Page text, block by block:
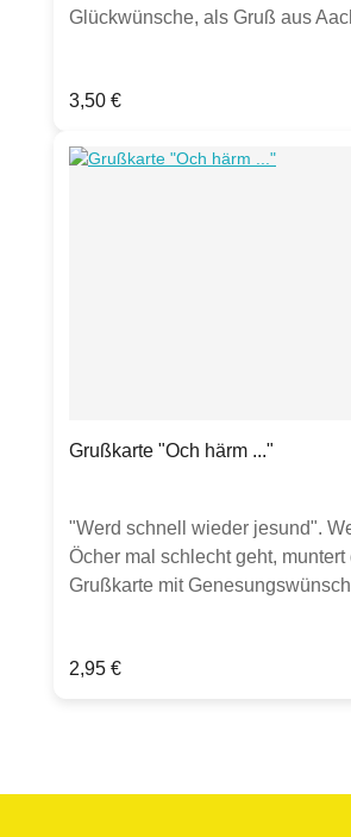
Glückwünsche, als Gruß aus
DIN lang300g Bilderdruckpapier
Deutschland
Regulärer Preis:
3,50 €
Grußkarte "Och härm ..."
"Werd schnell wieder jesund".
Öcher mal schlecht geht, muntert
Grußkarte mit
transparenten
Regulärer Preis:
2,95 €